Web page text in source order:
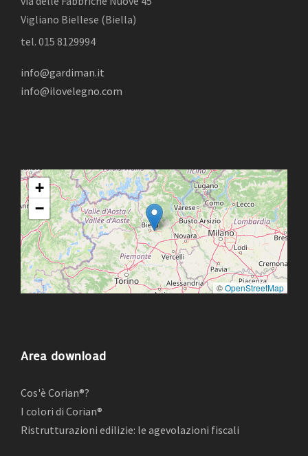
Vigliano Biellese (Biella)
tel. 015 8129994
info@gardiman.it
info@ilovelegno.com
+
−
©OpenStreetMap
Area download
Cos'è Corian®?
I colori di Corian®
Ristrutturazioni edilizie: le agevolazioni fiscali